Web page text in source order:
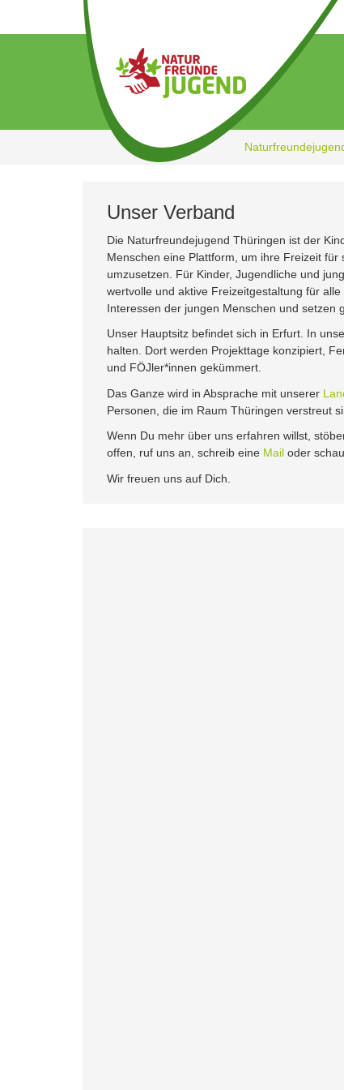
Unser Verband
Die Naturfreundejugend Thüringen ist der
Menschen eine Plattform, um ihre Freizeit
umzusetzen. Für Kinder, Jugendliche und
wertvolle und aktive Freizeitgestaltung für
Interessen der jungen Menschen und setzen
Unser Hauptsitz befindet sich in Erfurt. In
halten. Dort werden Projekttage konzipiert,
und FÖJler*innen gekümmert.
Das Ganze wird in Absprache mit unserer
Personen, die im Raum Thüringen verstreut
Wenn Du mehr über uns erfahren willst,
offen, ruf uns an, schreib eine Mail oder
Wir freuen uns auf Dich.